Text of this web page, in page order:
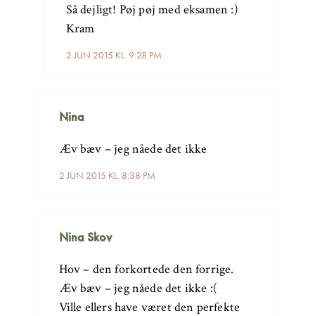
2 JUN 2015 KL. 9:28 PM
Så dejligt! Pøj pøj med eksamen :)
Kram
Nina
2 JUN 2015 KL. 8:38 PM
Æv bæv – jeg nåede det ikke
Nina Skov
Hov – den forkortede den forrige.
Æv bæv – jeg nåede det ikke :(
Ville ellers have været den perfekte